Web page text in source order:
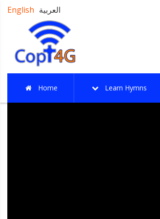
English العربية
Home Learn Hymns